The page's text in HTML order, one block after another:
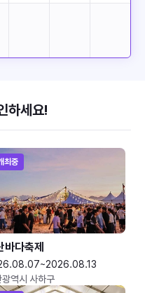
하세요!
최중
바다축제
광역시 사하구